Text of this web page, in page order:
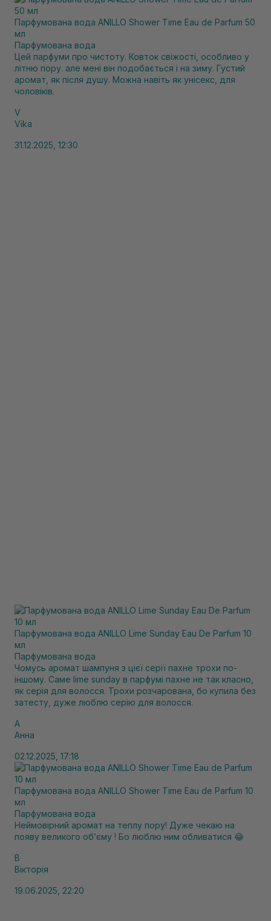
Парфумована вода ANILLO Shower Time Eau de Parfum 50
мл
Парфумована вода
Цей парфуми про чистоту. Ковток свіжості, особливо у
літню пору. але мені він подобається і на зиму. Густий
аромат, як після душу. Можна навіть як унісекс, для
чоловіків.
V
Vika
31.12.2025, 12:30
Парфумована вода ANILLO Lime Sunday Eau De Parfum 10
мл
Парфумована вода
Чомусь аромат шампуня з цієї серії пахне трохи по-
іншому. Саме lime sunday в парфумі пахне не так класно,
як серія для волосся. Трохи розчарована, бо купила без
затесту, дуже люблю серію для волосся.
А
Анна
02.12.2025, 17:18
Парфумована вода ANILLO Shower Time Eau de Parfum 10
мл
Парфумована вода
Неймовірний аромат на теплу пору! Дуже чекаю на
появу великого об’єму ! Бо люблю ним обливатися 😂
В
Вікторія
19.06.2025, 22:20